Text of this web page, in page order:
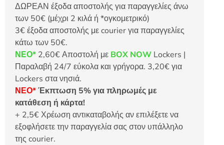
ΔΩΡΕΑΝ έξοδα αποστολής για παραγγελίες άνω
των 50€ (μέχρι 2 κιλά ή *ογκομετρικό)
3€ έξοδα αποστολής με courier για παραγγελίες
κάτω των 50€.
ΝΕΟ* 2,60€ Αποστολή με BOX NOW Lockers |
Παραλαβή 24/7 εύκολα και γρήγορα. 3,20€ για
Lockers στα νησιά.
ΝΕΟ*Έκπτωση 5% για πληρωμές με
κατάθεση ή κάρτα!
+ 2,5€ Χρέωση αντικαταβολής αν επιλέξετε να
εξοφλήσετε την παραγγελία σας στον υπάλληλο
της courier.